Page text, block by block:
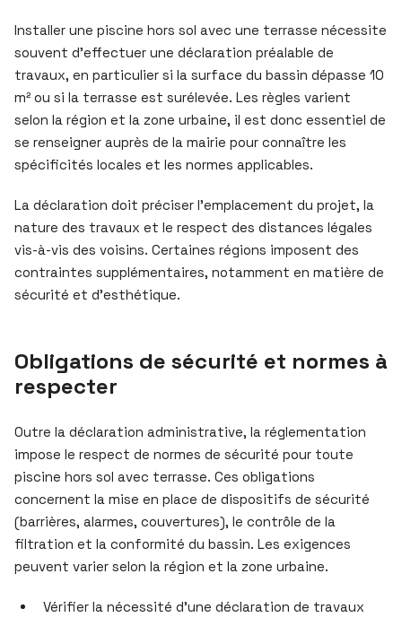
Installer une piscine hors sol avec une terrasse nécessite
souvent d’effectuer une déclaration préalable de
travaux, en particulier si la surface du bassin dépasse 10
m² ou si la terrasse est surélevée. Les règles varient
selon la région et la zone urbaine, il est donc essentiel de
se renseigner auprès de la mairie pour connaître les
spécificités locales et les normes applicables.
La déclaration doit préciser l’emplacement du projet, la
nature des travaux et le respect des distances légales
vis-à-vis des voisins. Certaines régions imposent des
contraintes supplémentaires, notamment en matière de
sécurité et d’esthétique.
Obligations de sécurité et normes à
respecter
Outre la déclaration administrative, la réglementation
impose le respect de normes de sécurité pour toute
piscine hors sol avec terrasse. Ces obligations
concernent la mise en place de dispositifs de sécurité
(barrières, alarmes, couvertures), le contrôle de la
filtration et la conformité du bassin. Les exigences
peuvent varier selon la région et la zone urbaine.
Vérifier la nécessité d’une déclaration de travaux